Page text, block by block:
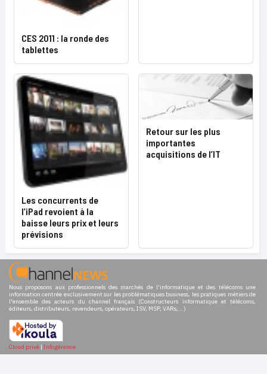
CES 2011 : la ronde des
tablettes
Les concurrents de
l’iPad revoient à la
baisse leurs prix et leurs
prévisions
Retour sur les plus
importantes
acquisitions de l’IT
Nous proposons aux professionnels des marchés de l'informatique et des télécoms une
information centrée exclusivement sur les problématiques business, les pratiques métiers de
l'ensemble des acteurs du channel français (Constructeurs informatique et télécoms,
éditeurs, distributeurs, revendeurs, opérateurs, ISV, MSP, VARs,...)
Cloud privé | Infogérance